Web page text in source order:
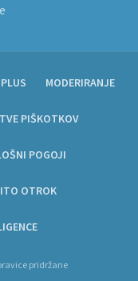
MODERIRANJE
PIŠKOTKOV
POGOJI
OTROK
pridržane